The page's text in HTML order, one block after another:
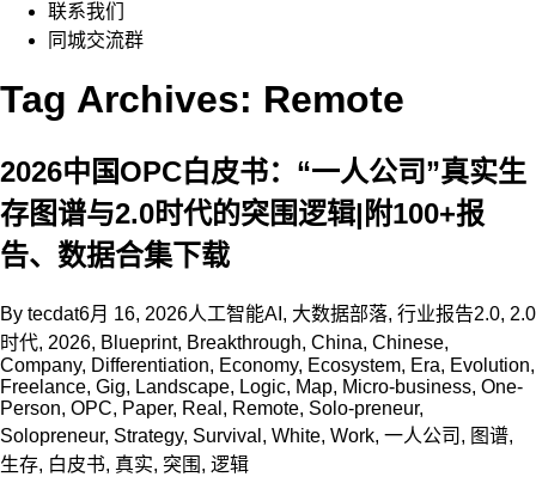
联系我们
同城交流群
Tag Archives: Remote
2026中国OPC白皮书：“一人公司”真实生
存图谱与2.0时代的突围逻辑|附100+报
告、数据合集下载
By tecdat6月 16, 2026人工智能AI , 大数据部落, 行业报告2.0, 2.0
时代, 2026, Blueprint, Breakthrough, China, Chinese,
Company, Differentiation, Economy, Ecosystem, Era, Evolution,
Freelance, Gig, Landscape, Logic, Map, Micro-business, One-
Person, OPC, Paper, Real , Remote, Solo-preneur,
Solopreneur, Strategy, Survival , White, Work, 一人公司 , 图谱,
生存, 白皮书, 真实, 突围 , 逻辑